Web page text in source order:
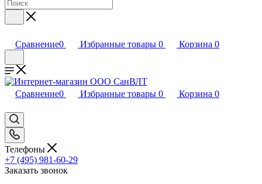
Сравнение0 Избранные товары 0 Корзина 0
Сравнение0 Избранные товары 0 Корзина 0
Телефоны
+7 (495) 981-60-29
Заказать звонок